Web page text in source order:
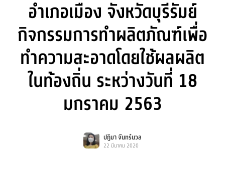
อำเภอเมือง จังหวัดบุรีรัมย์
กิจกรรมการทำผลิตภัณฑ์เพื่อ
ทำความสะอาดโดยใช้ผลผลิต
ในท้องถิ่น ระหว่างวันที่ 18
มกราคม 2563
ปฎิมา จันทร์นวล
22 มีนาคม 2020